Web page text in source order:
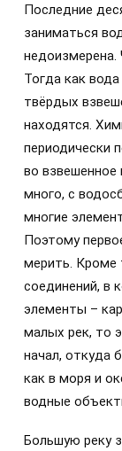
Последние
заниматься
недоизмерена.
Тогда как
твёрдых
находятся.
периодически
во взвешенное
много, с
многие
Поэтому
мерить. Кроме
соединений, в
элементы –
малых рек, то
начал, откуда
как в моря и
водные
Большую реку